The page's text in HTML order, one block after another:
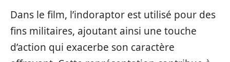
Dans le film, l’indoraptor est utilisé pour des
fins militaires, ajoutant ainsi une touche
d’action qui exacerbe son caractère